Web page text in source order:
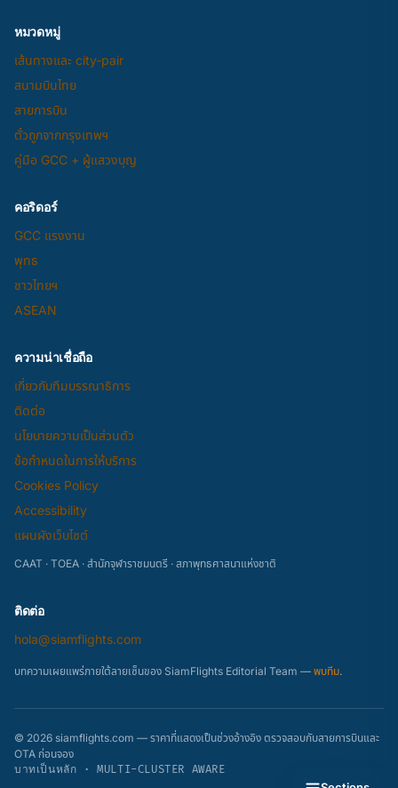
หมวดหมู่
เส้นทางและ city-pair
สนามบินไทย
สายการบิน
ตั๋วถูกจากกรุงเทพฯ
คู่มือ GCC + ผู้แสวงบุญ
คอริดอร์
GCC แรงงาน
พุทธ
ชาวไทยฯ
ASEAN
ความน่าเชื่อถือ
เกี่ยวกับทีมบรรณาธิการ
ติดต่อ
นโยบายความเป็นส่วนตัว
ข้อกำหนดในการให้บริการ
Cookies Policy
Accessibility
แผนผังเว็บไซต์
CAAT · TOEA · สำนักจุฬาราชมนตรี · สภาพุทธศาสนาแห่งชาติ
ติดต่อ
hola@siamflights.com
บทความเผยแพร่ภายใต้ลายเซ็นของ SiamFlights Editorial Team — พบทีม.
© 2026 siamflights.com — ราคาที่แสดงเป็นช่วงอ้างอิง ตรวจสอบกับสายการบินและ
OTA ก่อนจอง
บาทเป็นหลัก · MULTI-CLUSTER AWARE